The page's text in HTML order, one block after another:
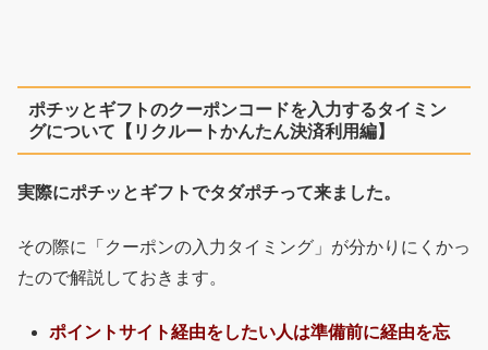
ポチッとギフトのクーポンコードを入力するタイミン
グについて【リクルートかんたん決済利用編】
実際にポチッとギフトでタダポチって来ました。
その際に「クーポンの入力タイミング」が分かりにくかっ
たので解説しておきます。
ポイントサイト経由をしたい人は準備前に経由を忘